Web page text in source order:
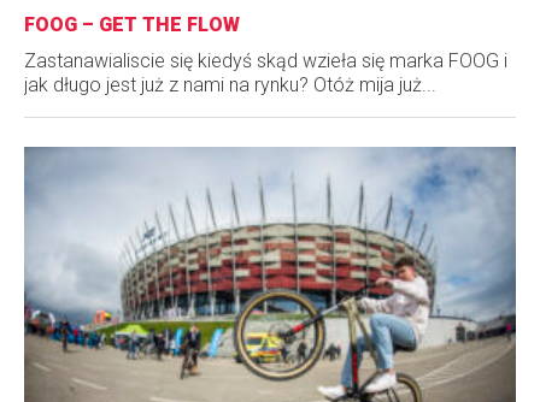
FOOG – GET THE FLOW
Zastanawialiscie się kiedyś skąd wzieła się marka FOOG i
jak długo jest już z nami na rynku? Otóż mija już...